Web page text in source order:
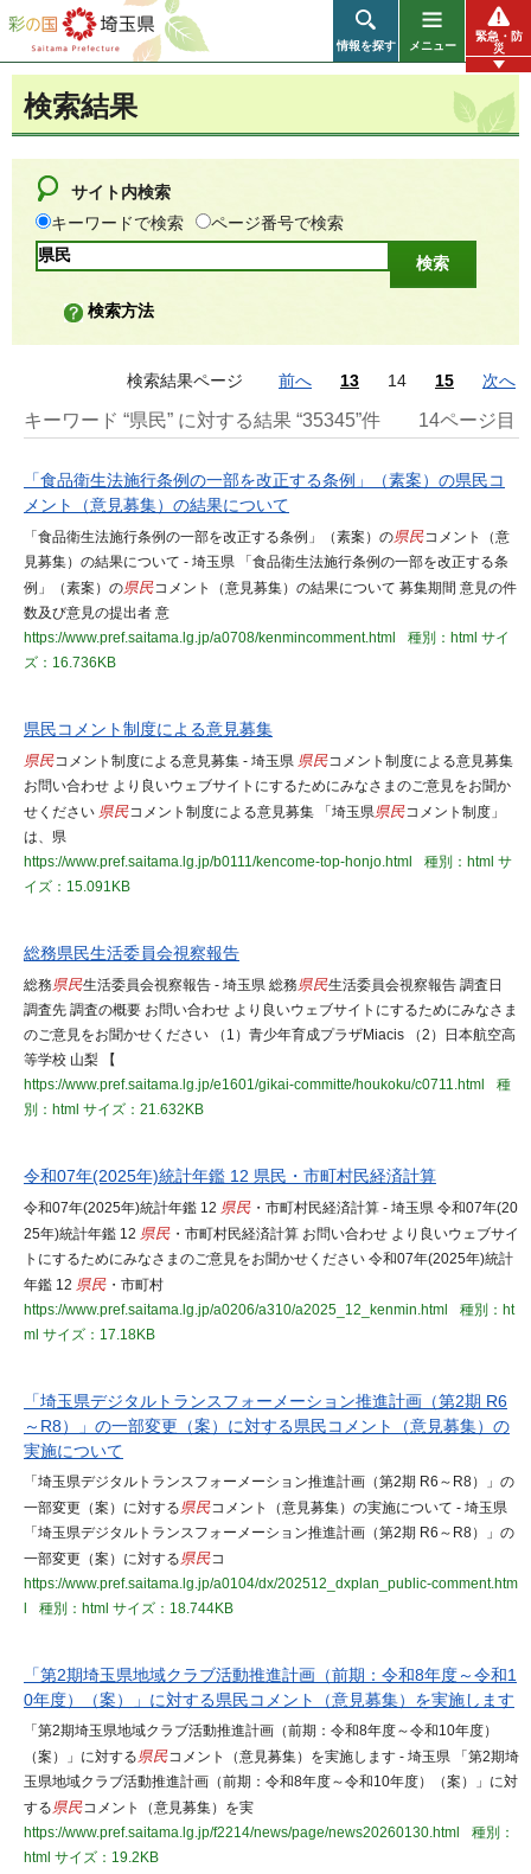
彩の国 埼玉県
情報を探す メニュー
緊急・防
災
検索結果
サイト内検索
キーワードで検索
ページ番号で検索
検索方法
検索結果ページ 前へ 13 14 15 次へ
キーワード “県民” に対する結果 “35345”件 14ページ目
「食品衛生法施行条例の一部を改正する条例」（素案）の県民コ
メント（意見募集）の結果について
「食品衛生法施行条例の一部を改正する条例」（素案）の県民コメント（意
見募集）の結果について - 埼玉県 「食品衛生法施行条例の一部を改正する条
例」（素案）の県民コメント（意見募集）の結果について 募集期間 意見の件
数及び意見の提出者 意
https://www.pref.saitama.lg.jp/a0708/kenmincomment.html
種別：html サイ
ズ：16.736KB
県民コメント制度による意見募集
県民コメント制度による意見募集 - 埼玉県 県民コメント制度による意見募集
お問い合わせ より良いウェブサイトにするためにみなさまのご意見をお聞か
せください 県民コメント制度による意見募集 「埼玉県県民コメント制度」
は、県
https://www.pref.saitama.lg.jp/b0111/kencome-top-honjo.html
種別：html サ
イズ：15.091KB
総務県民生活委員会視察報告
総務県民生活委員会視察報告 - 埼玉県 総務県民生活委員会視察報告 調査日
調査先 調査の概要 お問い合わせ より良いウェブサイトにするためにみなさま
のご意見をお聞かせください （1）青少年育成プラザMiacis （2）日本航空高
等学校 山梨 【
https://www.pref.saitama.lg.jp/e1601/gikai-committe/houkoku/c0711.html
種
別：html サイズ：21.632KB
令和07年(2025年)統計年鑑 12 県民・市町村民経済計算
令和07年(2025年)統計年鑑 12 県民 ・市町村民経済計算 - 埼玉県 令和07年(20
25年)統計年鑑 12 県民 ・市町村民経済計算 お問い合わせ より良いウェブサイ
トにするためにみなさまのご意見をお聞かせください 令和07年(2025年)統計
年鑑 12 県民 ・市町村
https://www.pref.saitama.lg.jp/a0206/a310/a2025_12_kenmin.html
種別：ht
ml サイズ：17.18KB
「埼玉県デジタルトランスフォーメーション推進計画（第2期 R6
～R8）」の一部変更（案）に対する県民コメント（意見募集）の
実施について
「埼玉県デジタルトランスフォーメーション推進計画（第2期 R6～R8）」の
一部変更（案）に対する県民コメント（意見募集）の実施について - 埼玉県
「埼玉県デジタルトランスフォーメーション推進計画（第2期 R6～R8）」の
一部変更（案）に対する県民コ
https://www.pref.saitama.lg.jp/a0104/dx/202512_dxplan_public-comment.htm
種別：html サイズ：18.744KB
「第2期埼玉県地域クラブ活動推進計画（前期：令和8年度～令和1
0年度）（案）」に対する県民コメント（意見募集）を実施します
「第2期埼玉県地域クラブ活動推進計画（前期：令和8年度～令和10年度）
（案）」に対する県民コメント（意見募集）を実施します - 埼玉県 「第2期埼
玉県地域クラブ活動推進計画（前期：令和8年度～令和10年度）（案）」に対
する県民コメント（意見募集）を実
https://www.pref.saitama.lg.jp/f2214/news/page/news20260130.html
種別：
html サイズ：19.2KB